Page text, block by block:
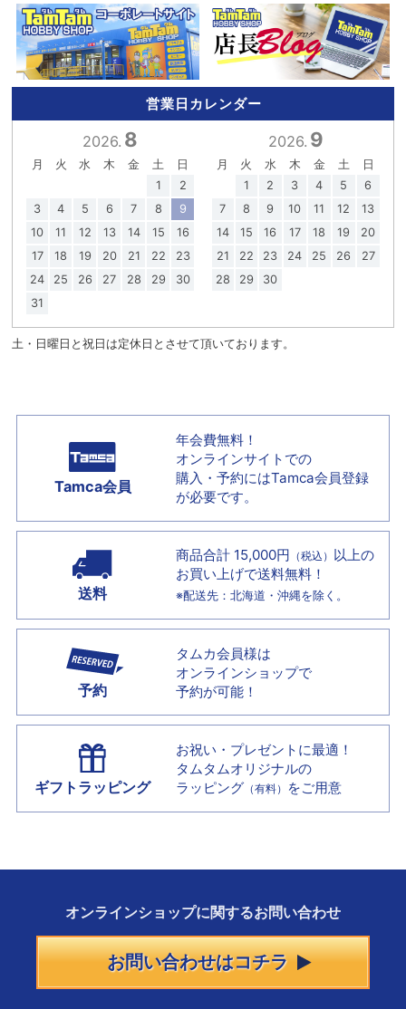
営業日カレンダー
2026. 8
月 火 水 木 金 土
日
1
2
3
4 5 6 7 8
9
10
11 12 13 14 15
16
17
18 19 20 21 22
23
24
25 26 27 28 29
30
31
2026. 9
月 火 水 木 金 土
日
1
2 3 4 5
6
7
8 9 10 11 12
13
14
15 16 17 18 19
20
21
22 23 24 25 26
27
28
29 30
土・日曜日と祝日は定休日とさせて頂いております。
Tamca会員
年会費無料！
オンラインサイトでの
購入・予約にはTamca会員登録
が必要です。
送料
商品合計 15,000円 （税込） 以上の
お買い上げで送料無料！
※配送先：北海道・沖縄を除く。
予約
タムカ会員様は
オンラインショップで
予約が可能！
ギフトラッピング
お祝い・プレゼントに最適！
タムタムオリジナルの
ラッピング （有料） をご用意
オンラインショップに関するお問い合わせ
お問い合わせはコチラ